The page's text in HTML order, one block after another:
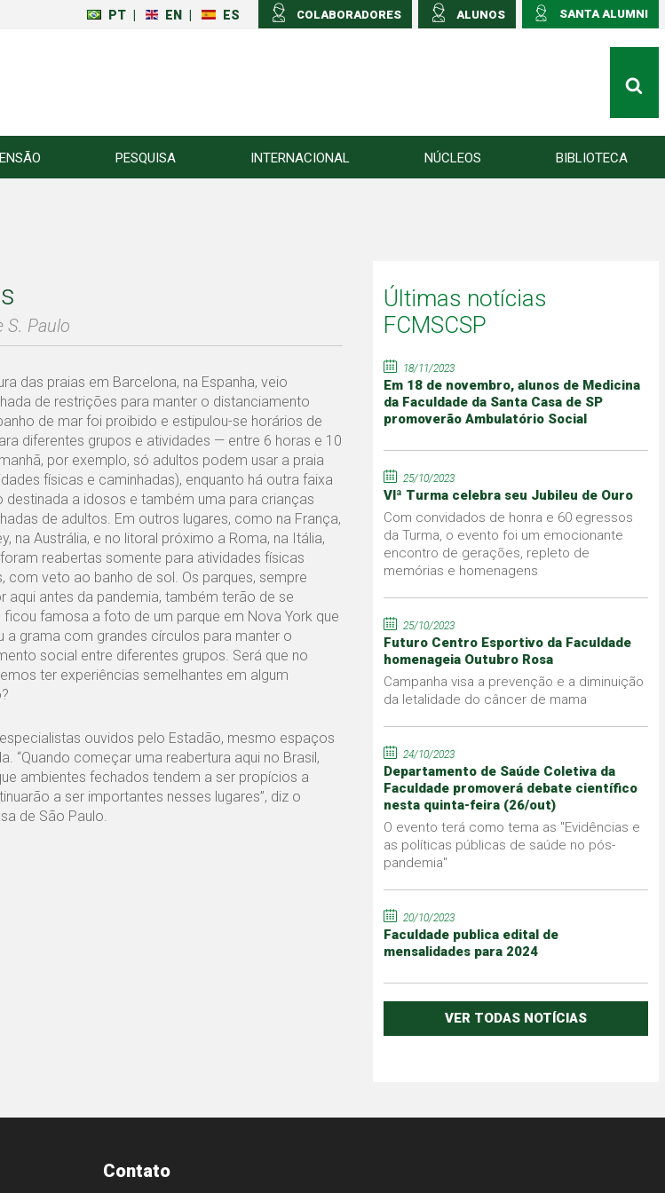
SANTA ALUMNI
ALUNOS
COLABORADORES
PT EN ES
PESQUISA INTERNACIONAL NÚCLEOS BIBLIOTECA
S. Paulo
das praias em Barcelona, na Espanha, veio
de restrições para manter o distanciamento
de mar foi proibido e estipulou-se horários de
diferentes grupos e atividades — entre 6 horas e 10
por exemplo, só adultos podem usar a praia
físicas e caminhadas), enquanto há outra faixa
destinada a idosos e também uma para crianças
de adultos. Em outros lugares, como na França,
na Austrália, e no litoral próximo a Roma, na Itália,
reabertas somente para atividades físicas
com veto ao banho de sol. Os parques, sempre
aqui antes da pandemia, também terão de se
ficou famosa a foto de um parque em Nova York que
a grama com grandes círculos para manter o
social entre diferentes grupos. Será que no
ter experiências semelhantes em algum
ouvidos pelo Estadão, mesmo espaços
“Quando começar uma reabertura aqui no Brasil,
ambientes fechados tendem a ser propícios a
a ser importantes nesses lugares”, diz o
de São Paulo.
Últimas notícias
FCMSCSP
18/11/2023
Em 18 de novembro, alunos de Medicina
da Faculdade da Santa Casa de SP
promoverão Ambulatório Social
25/10/2023
VIª Turma celebra seu Jubileu de Ouro
Com convidados de honra e 60 egressos
da Turma, o evento foi um emocionante
encontro de gerações, repleto de
memórias e homenagens
25/10/2023
Futuro Centro Esportivo da Faculdade
homenageia Outubro Rosa
Campanha visa a prevenção e a diminuição
da letalidade do câncer de mama
24/10/2023
Departamento de Saúde Coletiva da
Faculdade promoverá debate científico
nesta quinta-feira (26/out)
O evento terá como tema as "Evidências e
as políticas públicas de saúde no pós-
pandemia"
20/10/2023
Faculdade publica edital de
mensalidades para 2024
VER TODAS NOTÍCIAS
Contato